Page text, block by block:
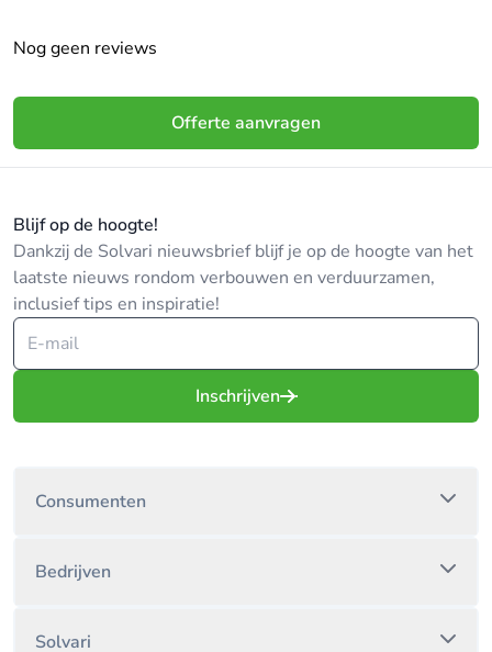
Nog geen reviews
Offerte aanvragen
Blijf op de hoogte!
Dankzij de Solvari nieuwsbrief blijf je op de hoogte van het
laatste nieuws rondom verbouwen en verduurzamen,
inclusief tips en inspiratie!
Inschrijven
Consumenten
Bedrijven
Solvari